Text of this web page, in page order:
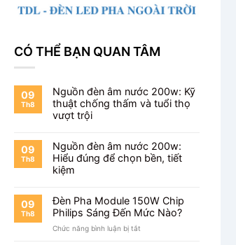
CÓ THỂ BẠN QUAN TÂM
09
Th8
Nguồn đèn âm nước 200w: Kỹ
thuật chống thấm và tuổi thọ
vượt trội
09
Th8
Nguồn đèn âm nước 200w:
Hiểu đúng để chọn bền, tiết
kiệm
09
Th8
Đèn Pha Module 150W Chip
Philips Sáng Đến Mức Nào?
Chức năng bình luận bị tắt